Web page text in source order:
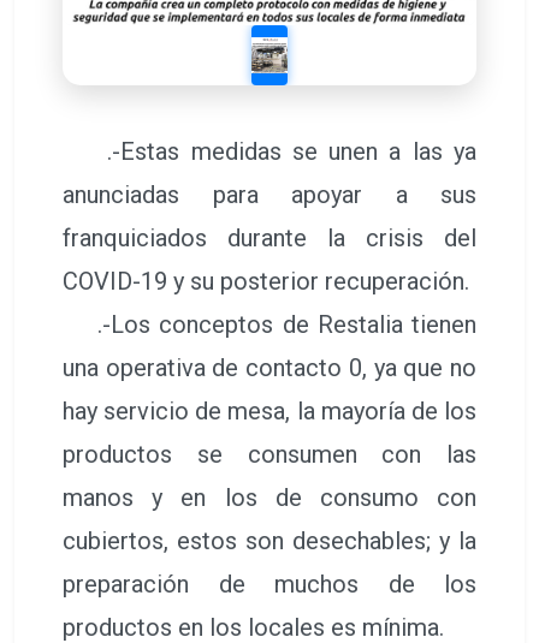
.-Estas medidas se unen a las ya
anunciadas para apoyar a sus
franquiciados durante la crisis del
COVID-19 y su posterior recuperación.
.-Los conceptos de Restalia tienen
una operativa de contacto 0, ya que no
hay servicio de mesa, la mayoría de los
productos se consumen con las
manos y en los de consumo con
cubiertos, estos son desechables; y la
preparación de muchos de los
productos en los locales es mínima.